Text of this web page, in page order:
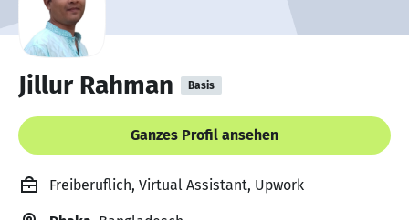
Jillur Rahman Basis
Ganzes Profil ansehen
Freiberuflich, Virtual Assistant, Upwork